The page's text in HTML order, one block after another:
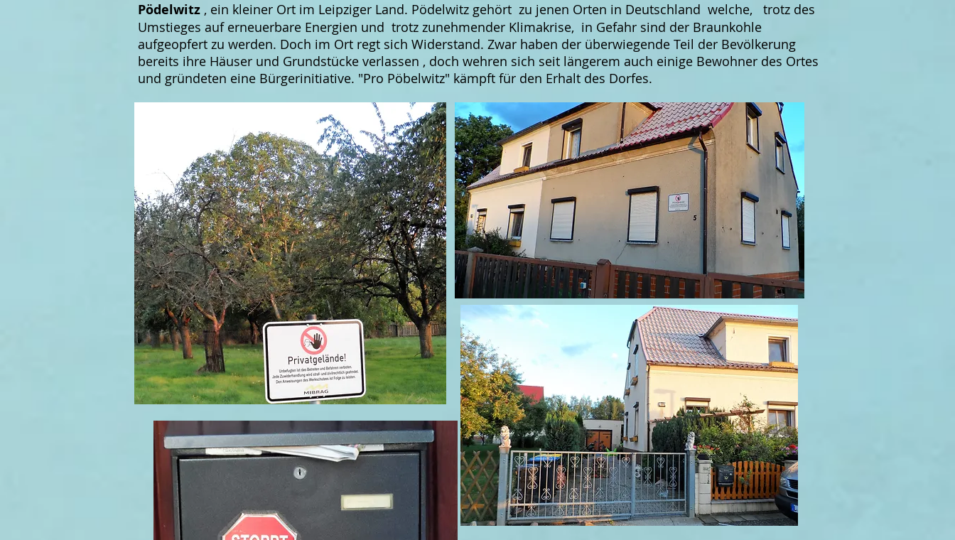
Pödelwitz , ein kleiner Ort im Leipziger Land. Pödelwitz gehört zu jenen Orten in Deutschland welche, trotz des
Umstieges auf erneuerbare Energien und trotz zunehmender Klimakrise, in Gefahr sind der Braunkohle
aufgeopfert zu werden. Doch im Ort regt sich Widerstand. Zwar haben der überwiegende Teil der Bevölkerung
bereits ihre Häuser und Grundstücke verlassen , doch wehren sich seit längerem auch einige Bewohner des Ortes
und gründeten eine Bürgerinitiative. "Pro Pöbelwitz" kämpft für den Erhalt des Dorfes.